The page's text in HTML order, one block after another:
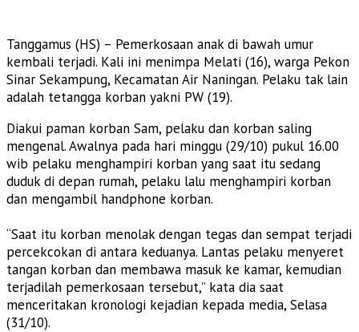
Tanggamus (HS) – Pemerkosaan anak di bawah umur
kembali terjadi. Kali ini menimpa Melati (16), warga Pekon
Sinar Sekampung, Kecamatan Air Naningan. Pelaku tak lain
adalah tetangga korban yakni PW (19).
Diakui paman korban Sam, pelaku dan korban saling
mengenal. Awalnya pada hari minggu (29/10) pukul 16.00
wib pelaku menghampiri korban yang saat itu sedang
duduk di depan rumah, pelaku lalu menghampiri korban
dan mengambil handphone korban.
“Saat itu korban menolak dengan tegas dan sempat terjadi
percekcokan di antara keduanya. Lantas pelaku menyeret
tangan korban dan membawa masuk ke kamar, kemudian
terjadilah pemerkosaan tersebut,” kata dia saat
menceritakan kronologi kejadian kepada media, Selasa
(31/10).